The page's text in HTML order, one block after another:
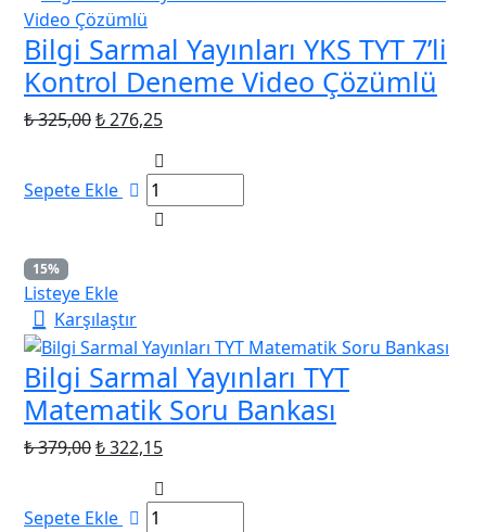
Bilgi Sarmal Yayınları YKS TYT 7’li
Kontrol Deneme Video Çözümlü
₺325,00Orijinal
₺ 325,00.
₺276,25Şu
fiyat:
Sepete Ekle
15%
Listeye Ekle
Karşılaştır
Bilgi Sarmal Yayınları TYT
Matematik Soru Bankası
₺379,00Orijinal
₺ 379,00.
₺322,15Şu
fiyat:
Sepete Ekle